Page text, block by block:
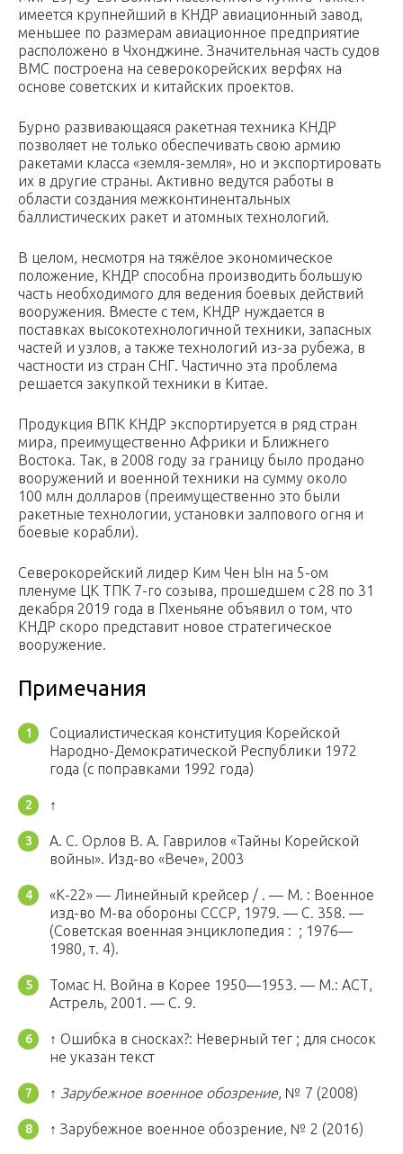
имеется крупнейший в КНДР авиационный завод,
меньшее по размерам авиационное предприятие
расположено в Чхонджине. Значительная часть судов
ВМС построена на северокорейских верфях на
основе советских и китайских проектов.
Бурно развивающаяся ракетная техника КНДР
позволяет не только обеспечивать свою армию
ракетами класса «земля-земля», но и экспортировать
их в другие страны. Активно ведутся работы в
области создания межконтинентальных
баллистических ракет и атомных технологий.
В целом, несмотря на тяжёлое экономическое
положение, КНДР способна производить большую
часть необходимого для ведения боевых действий
вооружения. Вместе с тем, КНДР нуждается в
поставках высокотехнологичной техники, запасных
частей и узлов, а также технологий из-за рубежа, в
частности из стран СНГ. Частично эта проблема
решается закупкой техники в Китае.
Продукция ВПК КНДР экспортируется в ряд стран
мира, преимущественно Африки и Ближнего
Востока. Так, в 2008 году за границу было продано
вооружений и военной техники на сумму около
100 млн долларов (преимущественно это были
ракетные технологии, установки залпового огня и
боевые корабли).
Северокорейский лидер Ким Чен Ын на 5-ом
пленуме ЦК ТПК 7-го созыва, прошедшем с 28 по 31
декабря 2019 года в Пхеньяне объявил о том, что
КНДР скоро представит новое стратегическое
вооружение.
Примечания
Социалистическая конституция Корейской
Народно-Демократической Республики 1972
года (с поправками 1992 года)
↑
А. С. Орлов В. А. Гаврилов «Тайны Корейской
войны». Изд-во «Вече», 2003
«К-22» — Линейный крейсер / . — М. : Военное
изд-во М-ва обороны СССР, 1979. — С. 358. —
(Советская военная энциклопедия : ; 1976—
1980, т. 4).
Томас Н. Война в Корее 1950—1953. — М.: АСТ,
Астрель, 2001. — С. 9.
↑ Ошибка в сносках?: Неверный тег ; для сносок
не указан текст
↑ Зарубежное военное обозрение, № 7 (2008)
↑ Зарубежное военное обозрение, № 2 (2016)